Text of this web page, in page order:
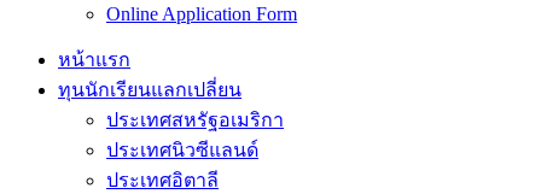
Online Application Form
หน้าแรก
ทุนนักเรียนแลกเปลี่ยน
ประเทศสหรัฐอเมริกา
ประเทศนิวซีแลนด์
ประเทศอิตาลี